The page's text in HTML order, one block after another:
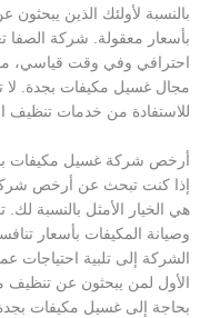
بالنسبة لأولئك الذين
بأسعار معقولة. شركة الصفا
احترافي وفي وقت قياسي،
مجال غسيل مكيفات بجدة. لا
للاستفادة من خدمات تنظيف
أرخص شركة غسيل مكيفات
إذا كنت تبحث عن أرخص
هي الخيار الأمثل بالنسبة
وصيانة المكيفات بأسعار
الشركة إلى تلبية احتياجات
الأول لمن يبحثون عن تنظيف
بحاجة إلى غسيل مكيفات